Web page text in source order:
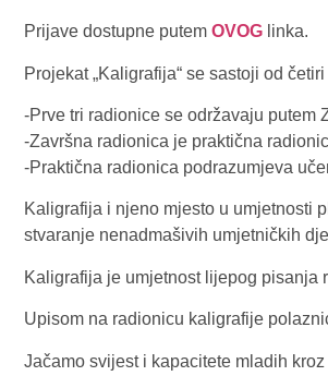
Prijave dostupne putem OVOG linka.
Projekat „Kaligrafija“ se sastoji od
-Prve tri radionice se održavaju putem
-Završna radionica je praktična
-Praktična radionica podrazumjeva
Kaligrafija i njeno mjesto u umjetnosti
stvaranje nenadmašivih umjetničkih
Kaligrafija je umjetnost lijepog pisanja
Upisom na radionicu kaligrafije
Jačamo svijest i kapacitete mladih